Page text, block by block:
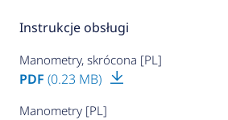
Instrukcje obsługi
Manometry, skrócona [PL]
PDF (0.23 MB)
Manometry [PL]